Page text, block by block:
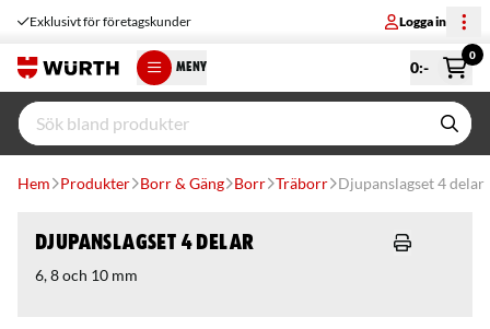
Exklusivt för företagskunder Logga in
MENY 0:-
0
Hem Produkter Borr & Gäng Borr Träborr Djupanslagset 4 delar
Djupanslagset 4 delar
6, 8 och 10 mm